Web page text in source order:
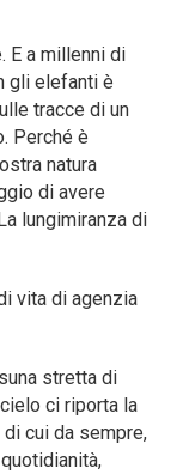
E a millenni di
gli elefanti è
tracce di un
Perché è
natura
di avere
lungimiranza di
vita di agenzia
stretta di
ci riporta la
di cui da sempre,